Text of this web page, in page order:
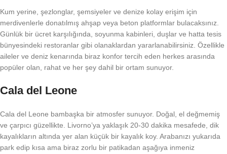
Kum yerine, şezlonglar, şemsiyeler ve denize kolay erişim için
merdivenlerle donatılmış ahşap veya beton platformlar bulacaksınız.
Günlük bir ücret karşılığında, soyunma kabinleri, duşlar ve hatta tesis
bünyesindeki restoranlar gibi olanaklardan yararlanabilirsiniz. Özellikle
aileler ve deniz kenarında biraz konfor tercih eden herkes arasında
popüler olan, rahat ve her şey dahil bir ortam sunuyor.
Cala del Leone
Cala del Leone bambaşka bir atmosfer sunuyor. Doğal, el değmemiş
ve çarpıcı güzellikte. Livorno’ya yaklaşık 20-30 dakika mesafede, dik
kayalıkların altında yer alan küçük bir kayalık koy. Arabanızı yukarıda
park edip kısa ama biraz zorlu bir patikadan aşağıya inmeniz